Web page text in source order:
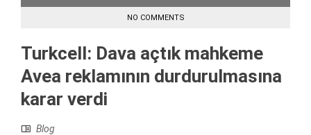
NO COMMENTS
Turkcell: Dava açtık mahkeme
Avea reklamının durdurulmasına
karar verdi
Blog